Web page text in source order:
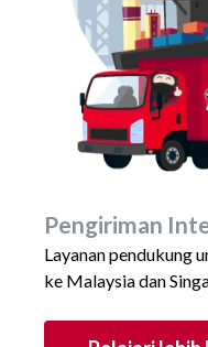
Pengiriman
Layanan pendukung
ke Malaysia dan